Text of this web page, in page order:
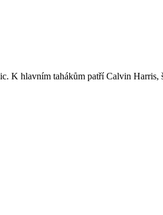
K hlavním tahákům patří Calvin Harris,